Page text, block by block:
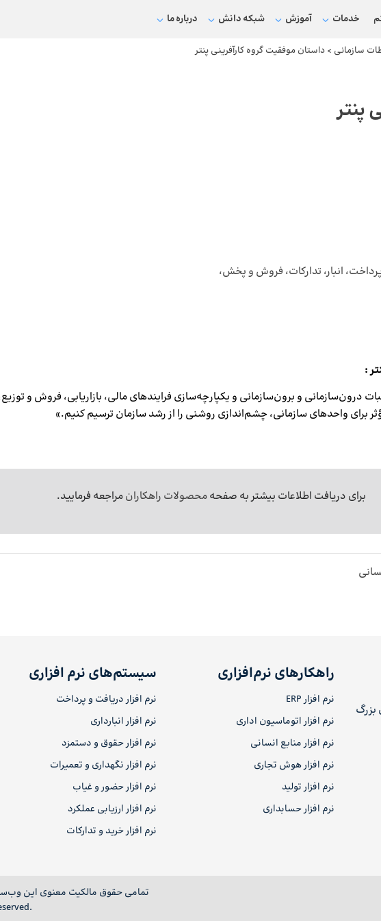
خدمات آموزش شبکه دانش درباره ما
سازمانی > داستان موفقیت گروه کارآفرینی پنتر
پنتر
انبار، تدارکات، فروش و پخش،
:
درون‌سازمانی و برون‌سازمانی و یکپارچه‌سازی فرایندهای مالی، بازاریابی، فروش و
برای دریافت اطلاعات بیشتر به صفحهمحصولات راهکارانمراجعه فرمایید.
بزرگ
راهکارهای نرم‌افزاری
نرم افزار ERP
نرم افزار اتوماسیون اداری
نرم افزار منابع انسانی
نرم افزار هوش تجاری
نرم افزار تولید
نرم افزار حسابداری
سیستم‌های نرم افزاری
نرم افزار دریافت و پرداخت
نرم افزار انبارداری
نرم افزار حقوق و دستمزد
نرم افزار نگهداری و تعمیرات
نرم افزار حضور و غیاب
نرم افزار ارزیابی عملکرد
نرم افزار خرید و تدارکات
تمامی حقوق مالکیت معنوی این